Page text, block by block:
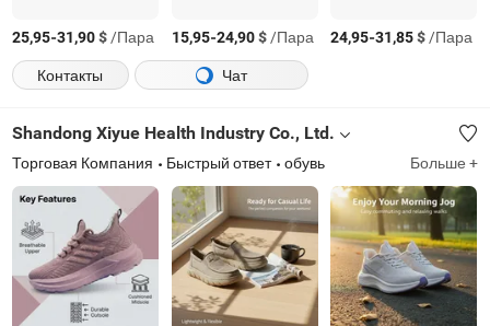
25,95-31,90$/Пара 15,95-24,90$/Пара 24,95-31,85$/Пара
Контакты
Чат
Shandong Xiyue Health Industry Co., Ltd.
Торговая Компания Быстрый ответ обувь Больше +